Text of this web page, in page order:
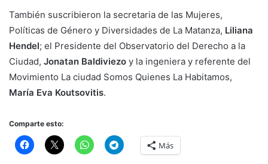
También suscribieron la secretaria de las Mujeres,
Políticas de Género y Diversidades de La Matanza, Liliana
Hendel; el Presidente del Observatorio del Derecho a la
Ciudad, Jonatan Baldiviezo y la ingeniera y referente del
Movimiento La ciudad Somos Quienes La Habitamos,
María Eva Koutsovitis.
Comparte esto:
Más